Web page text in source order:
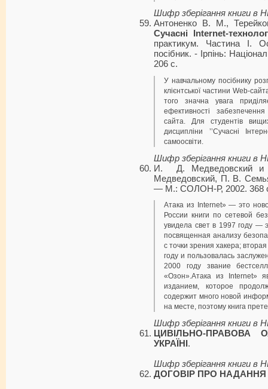
Шифр зберігання книги в
Антоненко В. М.,
Сучасні Internet-
практикум. Частина І.
посібник. - Ірпінь:
206 с.
У навчальному посібнику
клієнтської частини Web-
того значна увага
ефективності
сайта. Для студентів
дисциплі­ни ’’Сучасні
самоосвіти.
Шифр зберігання книги в
И. Д. Медведовский
Медведовский, П. В.
— М.: СОЛОН-Р, 2002. 368
Атака из Internet» — это
России книги по се­тевой
увидела свет в 1997 году —
посвященная анализу
с точки зрения хакера;
году и пользовалась
2000 году звание
«Озон».Атака из Internet»
изданием, которое
содержит много новой
на месте, поэтому книга
Шифр зберігання книги в
ЦИВІЛЬНО-ПРАВОВА
УКРАЇНІ .
Шифр зберігання книги в
ДОГОВІР ПРО НАДАННЯ